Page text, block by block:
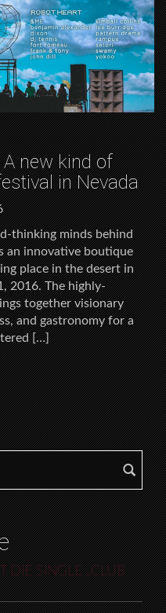
A new kind of
in Nevada
thinking minds behind
an innovative boutique
place in the desert in
2016. The highly-
together visionary
and gastronomy for a
[…]
DIE SINGLE „CLUB